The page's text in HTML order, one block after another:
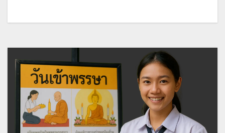
learning) ร่วมกับการใช้สื่อระบบคลังสื่อ